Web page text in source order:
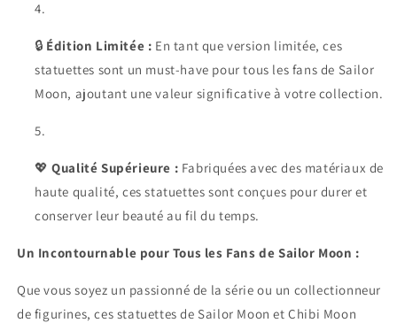
🔒 Édition Limitée : En tant que version limitée, ces
statuettes sont un must-have pour tous les fans de Sailor
Moon, ajoutant une valeur significative à votre collection.
💖Qualité Supérieure : Fabriquées avec des matériaux de
haute qualité, ces statuettes sont conçues pour durer et
conserver leur beauté au fil du temps.
Un Incontournable pour Tous les Fans de Sailor Moon :
Que vous soyez un passionné de la série ou un collectionneur
de figurines, ces statuettes de Sailor Moon et Chibi Moon